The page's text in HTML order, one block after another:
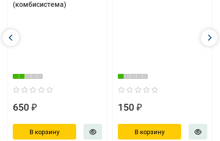
(комбисистема)
650 ₽
В корзину
150 ₽
В корзину